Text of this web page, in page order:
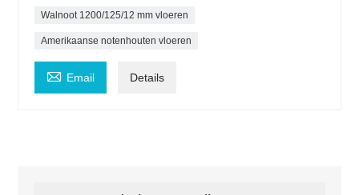
Walnoot 1200/125/12 mm vloeren
Amerikaanse notenhouten vloeren
 Email Details